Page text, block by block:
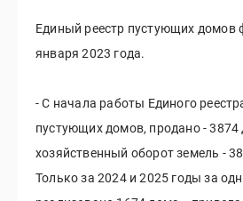
Единый реестр пустующих домов
января 2023 года.
- С начала работы Единого
пустующих домов, продано - 3874
хозяйственный оборот земель -
Только за 2024 и 2025 годы за